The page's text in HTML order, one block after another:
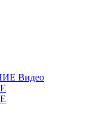
Видео